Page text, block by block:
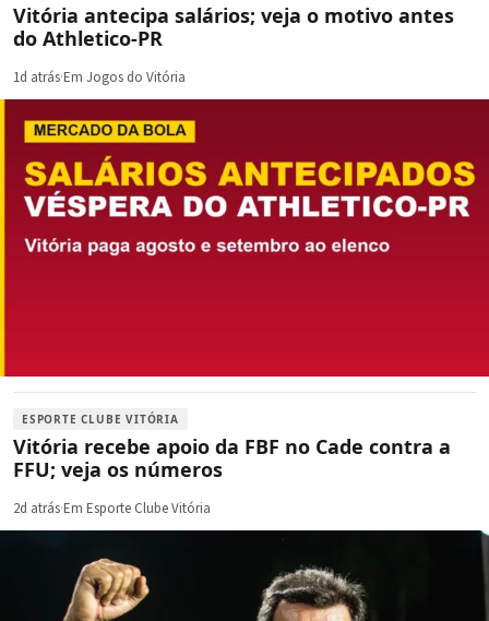
Vitória antecipa salários; veja o motivo antes
do Athletico-PR
1d atrás·Em Jogos do Vitória
ESPORTE CLUBE VITÓRIA
Vitória recebe apoio da FBF no Cade contra a
FFU; veja os números
2d atrás·Em Esporte Clube Vitória